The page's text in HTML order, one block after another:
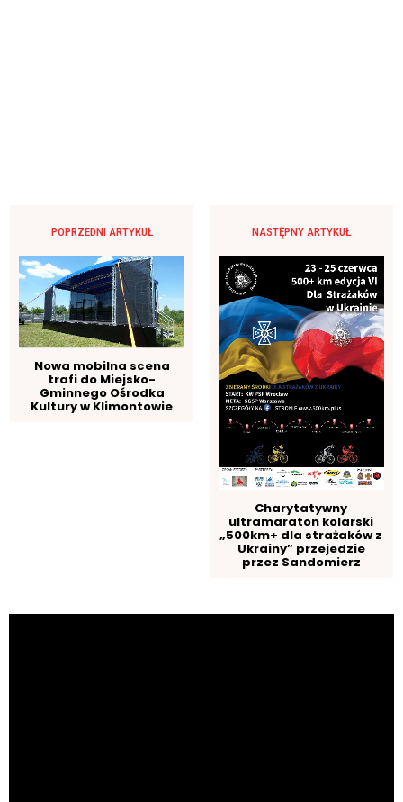
POPRZEDNI ARTYKUŁ
Nowa mobilna scena
trafi do Miejsko-
Gminnego Ośrodka
Kultury w Klimontowie
NASTĘPNY ARTYKUŁ
Charytatywny
ultramaraton kolarski
„500km+ dla strażaków z
Ukrainy” przejedzie
przez Sandomierz